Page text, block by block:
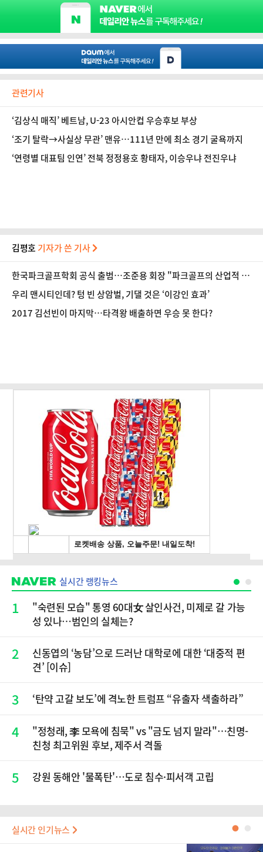
관련기사
‘김상식 매직’ 베트남, U-23 아시안컵 우승후보 부상
‘조기 탈락→사실상 무관’ 맨유…111년 만에 최소 경기 굴욕까지
‘연령별 대표팀 인연’ 전북 정정용호 황태자, 이승우냐 전진우냐
김평호 기자가 쓴 기사
한국파크골프학회 공식 출범…조준용 회장 "파크골프의 산업적 성
장 돕겠다"
우리 맨시티인데? 텅 빈 상암벌, 기댈 것은 ‘이강인 효과’
2017 김선빈이 마지막…타격왕 배출하면 우승 못 한다?
실시간 랭킹뉴스
1
"숙련된 모습" 통영 60대女 살인사건, 미제로 갈 가능
성 있나…범인의 실체는?
2
신동엽의 ‘농담’으로 드러난 대학로에 대한 ‘대중적 편
견’ [이슈]
3 ‘탄약 고갈 보도’에 격노한 트럼프 “유출자 색출하라”
4
"정청래, 李 모욕에 침묵" vs "금도 넘지 말라"…친명-
친청 최고위원 후보, 제주서 격돌
5 강원 동해안 '물폭탄'…도로 침수·피서객 고립
실시간 인기뉴스 ●